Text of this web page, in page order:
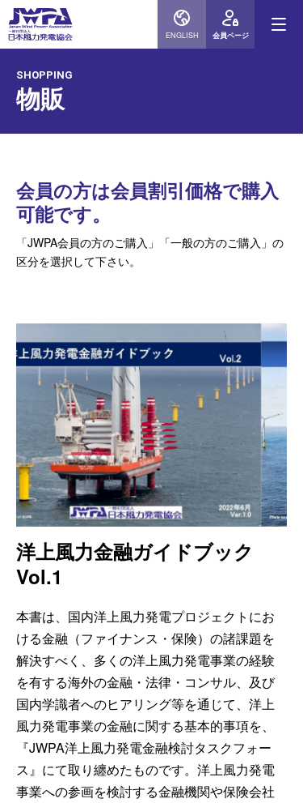
ENGLISH 会員ページ
SHOPPING
物販
会員の方は会員割引価格で購入
可能です。
「JWPA会員の方のご購入」「一般の方のご購入」の
区分を選択して下さい。
洋上風力金融ガイドブック
Vol.1
本書は、国内洋上風力発電プロジェクトにお
ける金融（ファイナンス・保険）の諸課題を
解決すべく、多くの洋上風力発電事業の経験
を有する海外の金融・法律・コンサル、及び
国内学識者へのヒアリング等を通じて、洋上
風力発電事業の金融に関する基本的事項を、
『JWPA洋上風力発電金融検討タスクフォー
ス』にて取り纏めたものです。洋上風力発電
事業への参画を検討する金融機関や保険会社